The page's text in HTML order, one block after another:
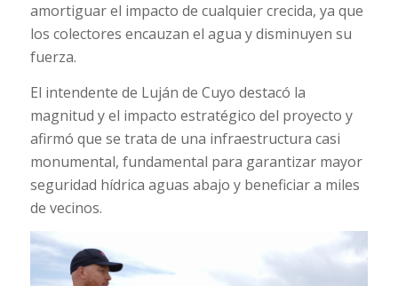
amortiguar el impacto de cualquier crecida, ya que
los colectores encauzan el agua y disminuyen su
fuerza.
El intendente de Luján de Cuyo destacó la
magnitud y el impacto estratégico del proyecto y
afirmó que se trata de una infraestructura casi
monumental, fundamental para garantizar mayor
seguridad hídrica aguas abajo y beneficiar a miles
de vecinos.